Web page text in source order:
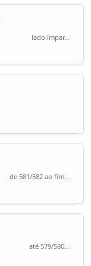
lado ímpar...
de 581/582 ao fim...
até 579/580...